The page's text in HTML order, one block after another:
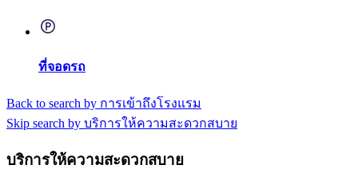
ที่จอดรถ
Back to search by การเข้าถึงโรงแรม
Skip search by บริการให้ความสะดวกสบาย
บริการให้ความสะดวกสบาย